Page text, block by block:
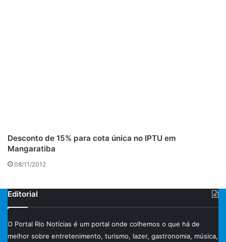
Desconto de 15% para cota única no IPTU em
Mangaratiba
08/11/2012
Editorial
O Portal Rio Notícias é um portal onde colhemos o que há de
melhor sobre entretenimento, turismo, lazer, gastronomia, música,